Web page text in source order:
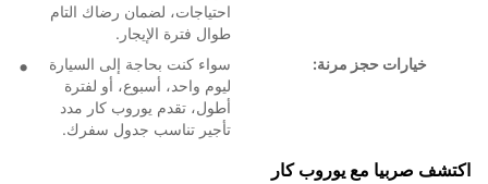
احتياجات، لضمان رضاك التام
طوال فترة الإيجار.
خيارات حجز مرنة:
سواء كنت بحاجة إلى السيارة
ليوم واحد، أسبوع، أو لفترة
أطول، تقدم يوروب كار مدد
تأجير تناسب جدول سفرك.
اكتشف صربيا مع يوروب كار